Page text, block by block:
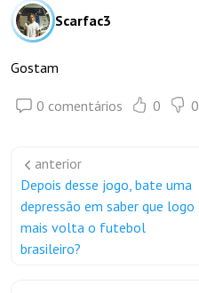
Scarfac3
Gostam
0 comentários 0 0
anterior
Depois desse jogo, bate uma
depressão em saber que logo
mais volta o futebol
brasileiro?